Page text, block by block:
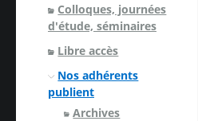
Colloques, journées
d'étude, séminaires
Libre accès
Nos adhérents
publient
Archives